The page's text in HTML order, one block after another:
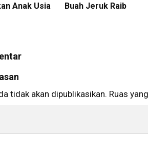
Anak Usia
Buah Jeruk Raib
tidak akan dipublikasikan. Ruas